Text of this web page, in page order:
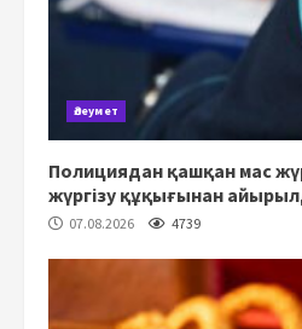
Әлеумет
Полициядан қашқан мас
жүргізу құқығынан
07.08.2026 4739